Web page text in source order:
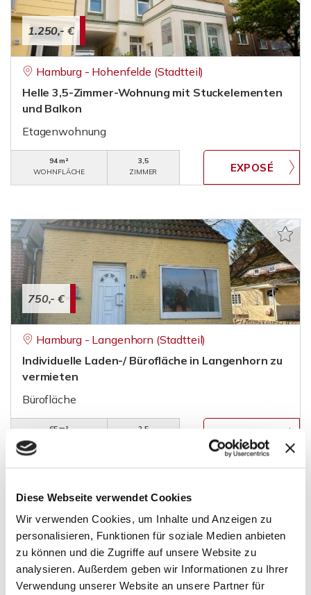
Diese Webseite verwendet Cookies
Wir verwenden Cookies, um Inhalte und Anzeigen zu
personalisieren, Funktionen für soziale Medien anbieten
zu können und die Zugriffe auf unsere Website zu
analysieren. Außerdem geben wir Informationen zu Ihrer
Verwendung unserer Website an unsere Partner für
1.250,- €
Hamburg - Hohenfelde (Stadtteil)
Helle 3,5-Zimmer-Wohnung mit Stuckelementen
und Balkon
Etagenwohnung
94 m²
WOHNFLÄCHE
3,5
ZIMMER
750,- €
Hamburg - Langenhorn (Stadtteil)
Individuelle Laden-/ Bürofläche in Langenhorn zu
vermieten
Bürofläche
65 m²
2,5
1.495,- €